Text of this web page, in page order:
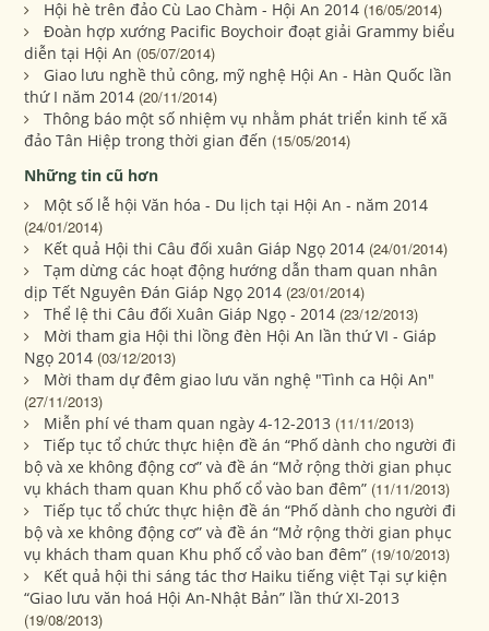
Hội hè trên đảo Cù Lao Chàm - Hội An 2014 (16/05/2014)
Đoàn hợp xướng Pacific Boychoir đoạt giải Grammy biểu
diễn tại Hội An (05/07/2014)
Giao lưu nghề thủ công, mỹ nghệ Hội An - Hàn Quốc lần
thứ I năm 2014 (20/11/2014)
Thông báo một số nhiệm vụ nhằm phát triển kinh tế xã
đảo Tân Hiệp trong thời gian đến (15/05/2014)
Những tin cũ hơn
Một số lễ hội Văn hóa - Du lịch tại Hội An - năm 2014
(24/01/2014)
Kết quả Hội thi Câu đối xuân Giáp Ngọ 2014 (24/01/2014)
Tạm dừng các hoạt động hướng dẫn tham quan nhân
dịp Tết Nguyên Đán Giáp Ngọ 2014 (23/01/2014)
Thể lệ thi Câu đối Xuân Giáp Ngọ - 2014 (23/12/2013)
Mời tham gia Hội thi lồng đèn Hội An lần thứ VI - Giáp
Ngọ 2014 (03/12/2013)
Mời tham dự đêm giao lưu văn nghệ "Tình ca Hội An"
(27/11/2013)
Miễn phí vé tham quan ngày 4-12-2013 (11/11/2013)
Tiếp tục tổ chức thực hiện đề án “Phố dành cho người đi
bộ và xe không động cơ” và đề án “Mở rộng thời gian phục
vụ khách tham quan Khu phố cổ vào ban đêm” (11/11/2013)
Tiếp tục tổ chức thực hiện đề án “Phố dành cho người đi
bộ và xe không động cơ” và đề án “Mở rộng thời gian phục
vụ khách tham quan Khu phố cổ vào ban đêm” (19/10/2013)
Kết quả hội thi sáng tác thơ Haiku tiếng việt Tại sự kiện
“Giao lưu văn hoá Hội An-Nhật Bản” lần thứ XI-2013
(19/08/2013)